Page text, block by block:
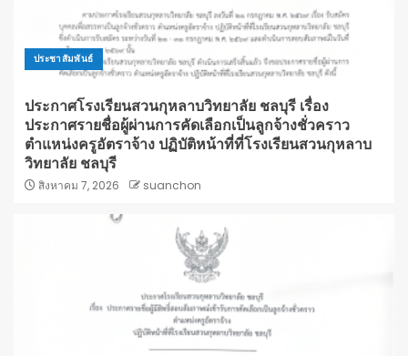
ประชาสัมพันธ์
ประกาศโรงเรียนสวนกุหลาบวิทยาลัย ชลบุรี เรื่อง
ประกาศรายชื่อผู้ผ่านการคัดเลือกเป็นลูกจ้างชั่วคราว
ตำแหน่งครูอัตราจ้าง ปฏิบัติหน้าที่ที่โรงเรียนสวนกุหลาบ
วิทยาลัย ชลบุรี
สิงหาคม 7, 2026 suanchon